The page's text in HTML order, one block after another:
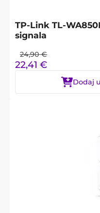
TP-Link TL-
signala
24,90 €
22,41 €
Dodaj